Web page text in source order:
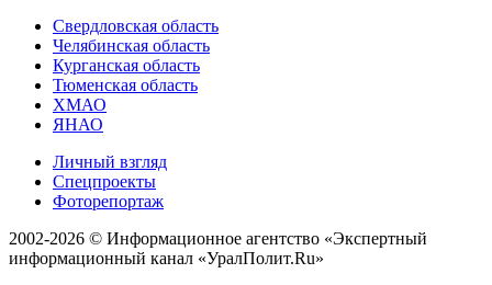
Свердловская область
Челябинская область
Курганская область
Тюменская область
ХМАО
ЯНАО
Личный взгляд
Спецпроекты
Фоторепортаж
2002-2026 © Информационное агентство «Экспертный
информационный канал «УралПолит.Ru»